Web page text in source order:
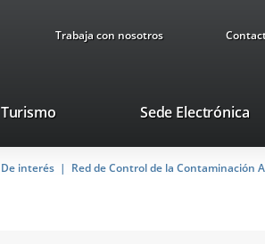
Trabaja con nosotros
TurismoThis
will
open
Sede Electrónica
De interés
Red de Control de la Contaminación